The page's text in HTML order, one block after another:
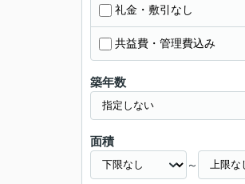
礼金・敷引なし
共益費・管理費込み
築年数
面積
～